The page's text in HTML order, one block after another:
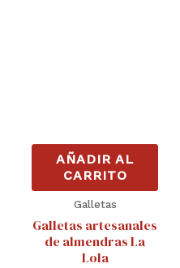
AÑADIR AL
CARRITO
Galletas
Galletas artesanales
de almendras La
Lola